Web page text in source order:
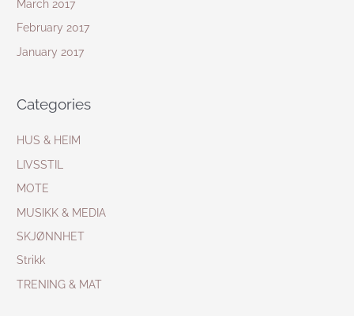
March 2017
February 2017
January 2017
Categories
HUS & HEIM
LIVSSTIL
MOTE
MUSIKK & MEDIA
SKJØNNHET
Strikk
TRENING & MAT